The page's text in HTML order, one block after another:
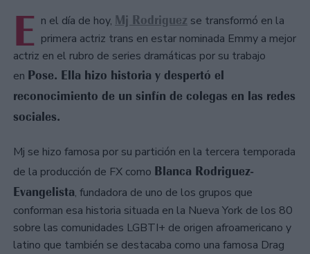
E n el día de hoy, Mj Rodriguez se transformó en la
primera actriz trans en estar nominada Emmy a mejor
actriz en el rubro de series dramáticas por su trabajo
en Pose. Ella hizo historia y despertó el
reconocimiento de un sinfín de colegas en las redes
sociales.
Mj se hizo famosa por su partición en la tercera temporada
de la producción de FX como Blanca Rodriguez-
Evangelista, fundadora de uno de los grupos que
conforman esa historia situada en la Nueva York de los 80
sobre las comunidades LGBTI+ de origen afroamericano y
latino que también se destacaba como una famosa Drag